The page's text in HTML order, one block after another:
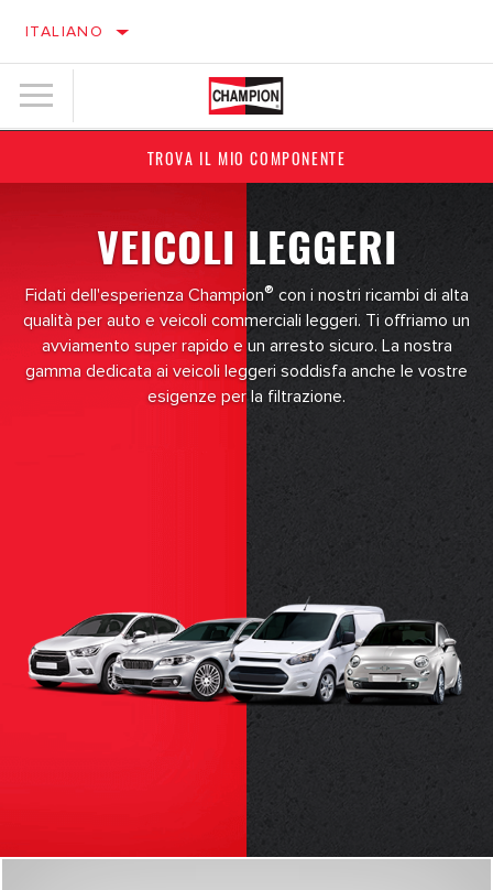
ITALIANO
TROVA IL MIO COMPONENTE
VEICOLI LEGGERI
Fidati dell'esperienza Champion® con i nostri ricambi di alta
qualità per auto e veicoli commerciali leggeri. Ti offriamo un
avviamento super rapido e un arresto sicuro. La nostra
gamma dedicata ai veicoli leggeri soddisfa anche le vostre
esigenze per la filtrazione.